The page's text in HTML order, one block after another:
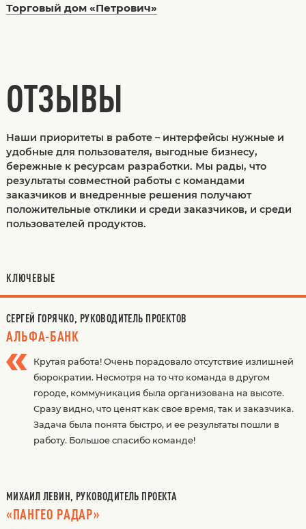
Торговый дом «Петрович»
ОТЗЫВЫ
Наши приоритеты в работе – интерфейсы нужные и
удобные для пользователя, выгодные бизнесу,
бережные к ресурсам разработки. Мы рады, что
результаты совместной работы с командами
заказчиков и внедренные решения получают
положительные отклики и среди заказчиков, и среди
пользователей продуктов.
КЛЮЧЕВЫЕ
СЕРГЕЙ ГОРЯЧКО, РУКОВОДИТЕЛЬ ПРОЕКТОВ
АЛЬФА-БАНК
Крутая работа! Очень порадовало отсутствие излишней
бюрократии. Несмотря на то что команда в другом
городе, коммуникация была организована на высоте.
Сразу видно, что ценят как свое время, так и заказчика.
Задача была понята быстро, и ее результаты пошли в
работу. Большое спасибо команде!
МИХАИЛ ЛЕВИН, РУКОВОДИТЕЛЬ ПРОЕКТА
«ПАНГЕО РАДАР»